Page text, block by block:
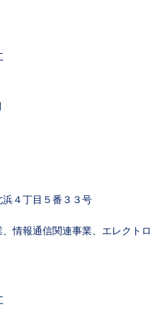
４丁目５番３３号
、情報通信関連事業、エレクトロ